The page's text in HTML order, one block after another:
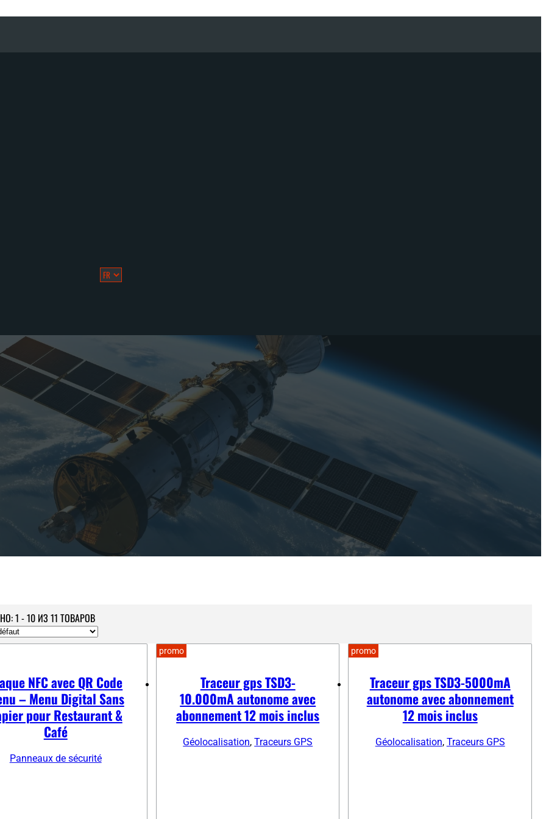
1 - 10 ИЗ 11 ТОВАРОВ
NFC avec QR Code
– Menu Digital Sans
pour Restaurant &
Café
Panneaux de sécurité
Traceur gps TSD3-
10.000mA autonome avec
abonnement 12 mois inclus
Géolocalisation,Traceurs GPS
promo
Traceur gps TSD3-5000mA
autonome avec abonnement
12 mois inclus
Géolocalisation, Traceurs GPS
promo